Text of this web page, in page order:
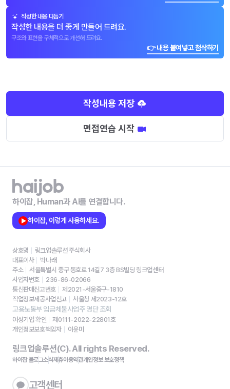
작성한 내용 다듬기
작성한 내용을 더 좋게 만들어 드려요.
구조와 표현을 구체적으로 개선해 드려요.
👉 내용 붙여넣고 첨삭하기
작성내용 저장
면접연습 시작
하이잡, Human과 AI를 연결합니다.
하이잡, 이렇게 사용하세요.
상호명
링크업솔루션 주식회사
대표이사
박나래
주소
서울특별시 중구 동호로 14길7 3층 BS빌딩 링크업센터
사업자번호
236-86-02066
통신판매신고번호
제2021-서울중구-1810
직업정보제공사업신고
서울청 제2023-12호
고용노동부 임금체불사업주 명단 조회
여성기업 확인
제0111-2022-22801호
개인정보보호책임자
이윤미
링크업솔루션(C). All rights Reserved.
하이잡 블로그소식제휴이용약관개인정보 보호정책
고객센터